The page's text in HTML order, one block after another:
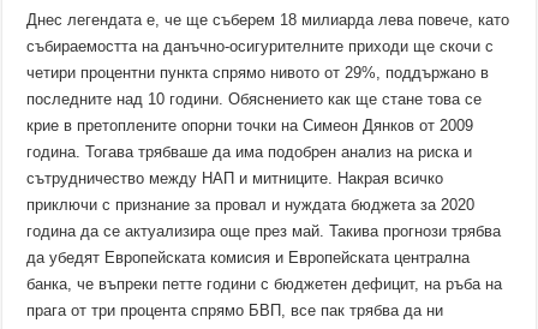
Днес легендата е, че ще съберем 18 милиарда лева повече, като
събираемостта на данъчно-осигурителните приходи ще скочи с
четири процентни пункта спрямо нивото от 29%, поддържано в
последните над 10 години. Обяснението как ще стане това се
крие в претоплените опорни точки на Симеон Дянков от 2009
година. Тогава трябваше да има подобрен анализ на риска и
сътрудничество между НАП и митниците. Накрая всичко
приключи с признание за провал и нуждата бюджета за 2020
година да се актуализира още през май. Такива прогнози трябва
да убедят Европейската комисия и Европейската централна
банка, че въпреки петте години с бюджетен дефицит, на ръба на
прага от три процента спрямо БВП, все пак трябва да ни